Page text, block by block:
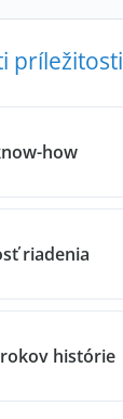
príležitosti
how
riadenia
histórie